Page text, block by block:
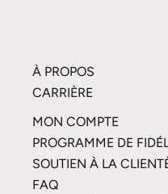
À PROPOS
CARRIÈRE
MON COMPTE
PROGRAMME DE
SOUTIEN À LA
FAQ